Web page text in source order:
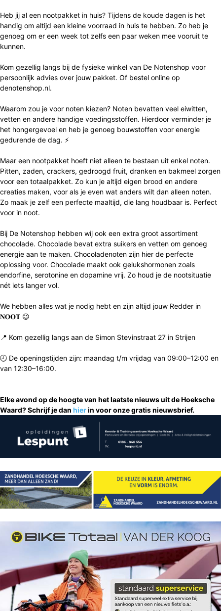
Heb jij al een nootpakket in huis? Tijdens de koude dagen is het
handig om altijd een kleine voorraad in huis te hebben. Zo heb je
genoeg om er een week tot zelfs een paar weken mee vooruit te
kunnen.
Kom gezellig langs bij de fysieke winkel van De Notenshop voor
persoonlijk advies over jouw pakket. Of bestel online op
denotenshop.nl.
Waarom zou je voor noten kiezen? Noten bevatten veel eiwitten,
vetten en andere handige voedingsstoffen. Hierdoor verminder je
het hongergevoel en heb je genoeg bouwstoffen voor energie
gedurende de dag. ⚡
Maar een nootpakket hoeft niet alleen te bestaan uit enkel noten.
Pitten, zaden, crackers, gedroogd fruit, dranken en bakmeel zorgen
voor een totaalpakket. Zo kun je altijd eigen brood en andere
creaties maken, voor als je even wat anders wilt dan alleen noten.
Zo maak je zelf een perfecte maaltijd, die lang houdbaar is. Perfect
voor in noot.
Bij De Notenshop hebben wij ook een extra groot assortiment
chocolade. Chocolade bevat extra suikers en vetten om genoeg
energie aan te maken. Chocoladenoten zijn hier de perfecte
oplossing voor. Chocolade maakt ook gelukshormonen zoals
endorfine, serotonine en dopamine vrij. Zo houd je de nootsituatie
nét iets langer vol.
We hebben alles wat je nodig hebt en zijn altijd jouw Redder in
𝐍𝐎𝐎𝐓 😉
📍 Kom gezellig langs aan de Simon Stevinstraat 27 in Strijen
🕘 De openingstijden zijn: maandag t/m vrijdag van 09:00–12:00 en
van 12:30–16:00.
Elke avond op de hoogte van het laatste nieuws uit de Hoeksche
Waard? Schrijf je dan hierin voor onze gratis nieuwsbrief.